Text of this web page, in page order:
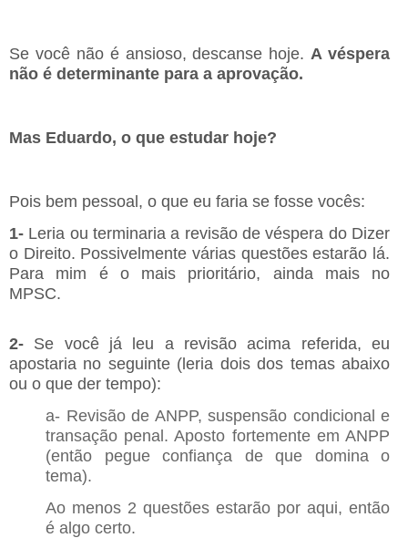
Se você não é ansioso, descanse hoje. A véspera
não é determinante para a aprovação.
Mas Eduardo, o que estudar hoje?
Pois bem pessoal, o que eu faria se fosse vocês:
1- Leria ou terminaria a revisão de véspera do Dizer
o Direito. Possivelmente várias questões estarão lá.
Para mim é o mais prioritário, ainda mais no
MPSC.
2- Se você já leu a revisão acima referida, eu
apostaria no seguinte (leria dois dos temas abaixo
ou o que der tempo):
a- Revisão de ANPP, suspensão condicional e
transação penal. Aposto fortemente em ANPP
(então pegue confiança de que domina o
tema).
Ao menos 2 questões estarão por aqui, então
é algo certo.